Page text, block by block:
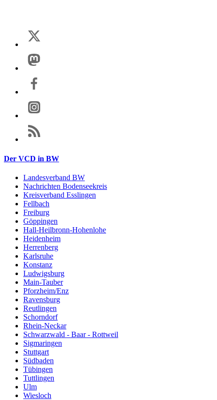
Der VCD in BW
Landesverband BW
Nachrichten Bodenseekreis
Kreisverband Esslingen
Fellbach
Freiburg
Göppingen
Hall-Heilbronn-Hohenlohe
Heidenheim
Herrenberg
Karlsruhe
Konstanz
Ludwigsburg
Main-Tauber
Pforzheim/Enz
Ravensburg
Reutlingen
Schorndorf
Rhein-Neckar
Schwarzwald - Baar - Rottweil
Sigmaringen
Stuttgart
Südbaden
Tübingen
Tuttlingen
Ulm
Wiesloch